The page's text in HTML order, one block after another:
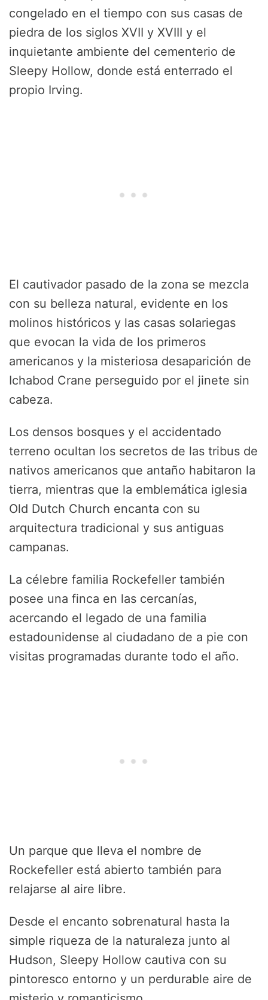
congelado en el tiempo con sus casas de
piedra de los siglos XVII y XVIII y el
inquietante ambiente del cementerio de
Sleepy Hollow, donde está enterrado el
propio Irving.
El cautivador pasado de la zona se mezcla
con su belleza natural, evidente en los
molinos históricos y las casas solariegas
que evocan la vida de los primeros
americanos y la misteriosa desaparición de
Ichabod Crane perseguido por el jinete sin
cabeza.
Los densos bosques y el accidentado
terreno ocultan los secretos de las tribus de
nativos americanos que antaño habitaron la
tierra, mientras que la emblemática iglesia
Old Dutch Church encanta con su
arquitectura tradicional y sus antiguas
campanas.
La célebre familia Rockefeller también
posee una finca en las cercanías,
acercando el legado de una familia
estadounidense al ciudadano de a pie con
visitas programadas durante todo el año.
Un parque que lleva el nombre de
Rockefeller está abierto también para
relajarse al aire libre.
Desde el encanto sobrenatural hasta la
simple riqueza de la naturaleza junto al
Hudson, Sleepy Hollow cautiva con su
pintoresco entorno y un perdurable aire de